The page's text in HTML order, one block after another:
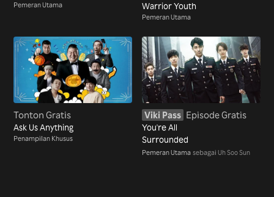
Pemeran Utama
Warrior Youth
Pemeran Utama
Tonton Gratis
Ask Us Anything
Penampilan Khusus
Viki Pass Episode Gratis
You're All
Surrounded
Pemeran Utama sebagai Uh Soo Sun